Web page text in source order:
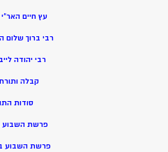
עץ חיים
רבי ברוך שלום
רבי יהודה
קבלה
סודות
פרשת השבוע
פרשת השבוע